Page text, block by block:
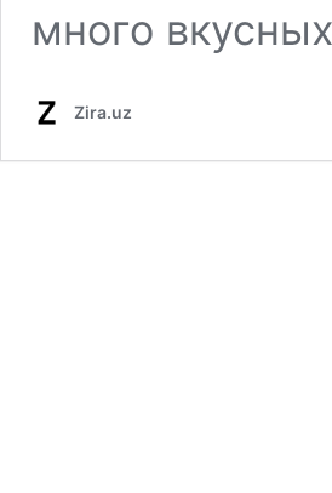
много
Zira.uz